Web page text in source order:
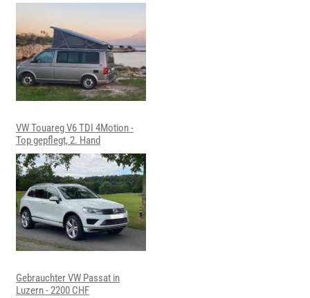
VW Touareg V6 TDI 4Motion -
Top gepflegt, 2. Hand
Gebrauchter VW Passat in
Luzern - 2200 CHF